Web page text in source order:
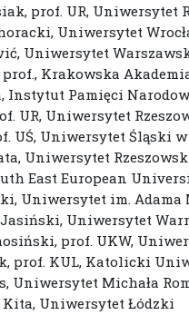
prof. UR, Uniwersytet
Uniwersytet
Uniwersytet
prof., Krakowska
Instytut Pamięci
UR, Uniwersytet
UŚ, Uniwersytet Śląski
Uniwersytet
East European
Uniwersytet im.
Jasiński, Uniwersytet
prof. UKW,
prof. KUL, Katolicki
Uniwersytet Michała
Kita, Uniwersytet Łódzki